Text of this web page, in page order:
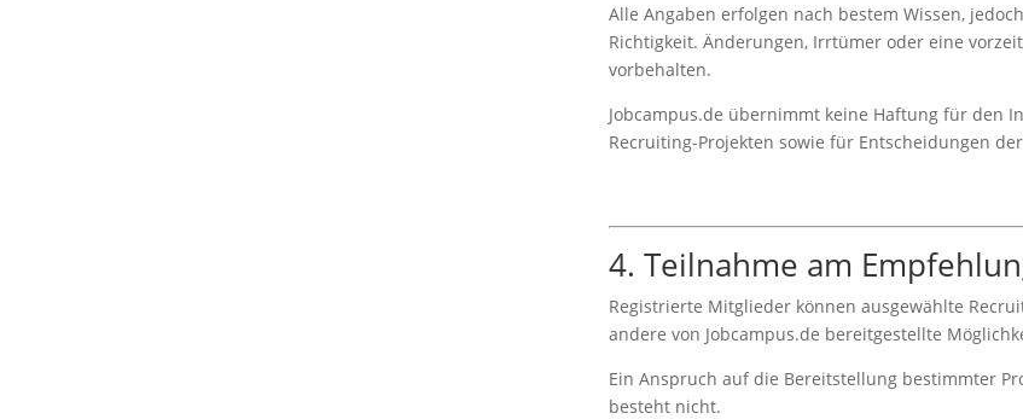
Alle Angaben erfolgen nach bestem Wissen,
Richtigkeit. Änderungen, Irrtümer oder eine
vorbehalten.
Jobcampus.de übernimmt keine Haftung für den
Recruiting-Projekten sowie für Entscheidungen
4. Teilnahme am
Registrierte Mitglieder können ausgewählte
andere von Jobcampus.de bereitgestellte
Ein Anspruch auf die Bereitstellung bestimmter
besteht nicht.